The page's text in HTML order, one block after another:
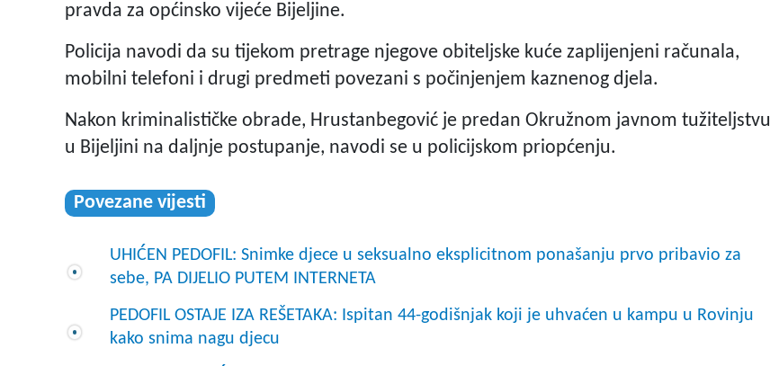
pravda za općinsko vijeće Bijeljine.
Policija navodi da su tijekom pretrage njegove obiteljske kuće zaplijenjeni računala,
mobilni telefoni i drugi predmeti povezani s počinjenjem kaznenog djela.
Nakon kriminalističke obrade, Hrustanbegović je predan Okružnom javnom tužiteljstvu
u Bijeljini na daljnje postupanje, navodi se u policijskom priopćenju.
Povezane vijesti
UHIĆEN PEDOFIL: Snimke djece u seksualno eksplicitnom ponašanju prvo pribavio za
sebe, PA DIJELIO PUTEM INTERNETA
PEDOFIL OSTAJE IZA REŠETAKA: Ispitan 44-godišnjak koji je uhvaćen u kampu u Rovinju
kako snima nagu djecu